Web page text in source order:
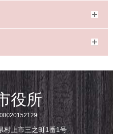
役所
上市三之町1番1号